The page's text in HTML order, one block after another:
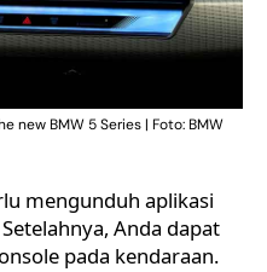
new BMW 5 Series | Foto: BMW
mengunduh aplikasi
Anda dapat
pada kendaraan.